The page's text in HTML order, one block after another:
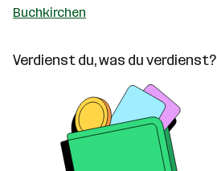
Buchkirchen
Verdienst du, was du verdienst?